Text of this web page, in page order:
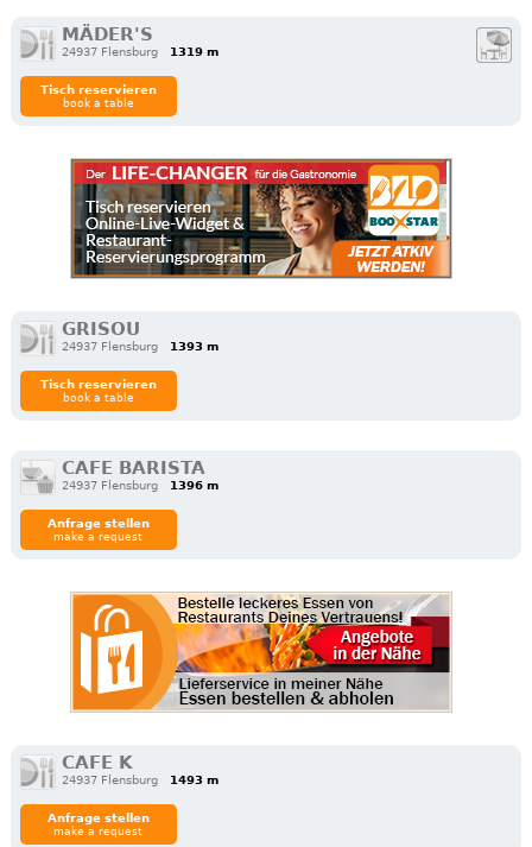
MÄDER'S
24937 Flensburg 1319 m
Tisch reservieren
book a table
GRISOU
24937 Flensburg 1393 m
Tisch reservieren
book a table
CAFE BARISTA
24937 Flensburg 1396 m
Anfrage stellen
make a request
CAFE K
24937 Flensburg 1493 m
Anfrage stellen
make a request